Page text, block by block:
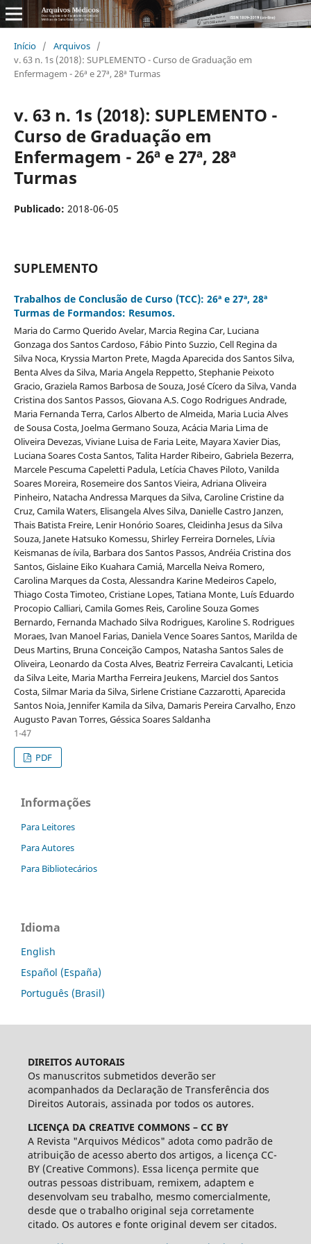
Início / Arquivos /
v. 63 n. 1s (2018): SUPLEMENTO - Curso de Graduação em
Enfermagem - 26ª e 27ª, 28ª Turmas
v. 63 n. 1s (2018): SUPLEMENTO -
Curso de Graduação em
Enfermagem - 26ª e 27ª, 28ª
Turmas
Publicado: 2018-06-05
SUPLEMENTO
Trabalhos de Conclusão de Curso (TCC): 26ª e 27ª, 28ª
Turmas de Formandos: Resumos.
Maria do Carmo Querido Avelar, Marcia Regina Car, Luciana
Gonzaga dos Santos Cardoso, Fábio Pinto Suzzio, Cell Regina da
Silva Noca, Kryssia Marton Prete, Magda Aparecida dos Santos Silva,
Benta Alves da Silva, Maria Angela Reppetto, Stephanie Peixoto
Gracio, Graziela Ramos Barbosa de Souza, José Cí­cero da Silva, Vanda
Cristina dos Santos Passos, Giovana A.S. Cogo Rodrigues Andrade,
Maria Fernanda Terra, Carlos Alberto de Almeida, Maria Lucia Alves
de Sousa Costa, Joelma Germano Souza, Acácia Maria Lima de
Oliveira Devezas, Viviane Luisa de Faria Leite, Mayara Xavier Dias,
Luciana Soares Costa Santos, Talita Harder Ribeiro, Gabriela Bezerra,
Marcele Pescuma Capeletti Padula, Letí­cia Chaves Piloto, Vanilda
Soares Moreira, Rosemeire dos Santos Vieira, Adriana Oliveira
Pinheiro, Natacha Andressa Marques da Silva, Caroline Cristine da
Cruz, Camila Waters, Elisangela Alves Silva, Danielle Castro Janzen,
Thais Batista Freire, Lenir Honório Soares, Cleidinha Jesus da Silva
Souza, Janete Hatsuko Komessu, Shirley Ferreira Dorneles, Lí­via
Keismanas de ívila, Barbara dos Santos Passos, Andréia Cristina dos
Santos, Gislaine Eiko Kuahara Camiá, Marcella Neiva Romero,
Carolina Marques da Costa, Alessandra Karine Medeiros Capelo,
Thiago Costa Timoteo, Cristiane Lopes, Tatiana Monte, Luí­s Eduardo
Procopio Calliari, Camila Gomes Reis, Caroline Souza Gomes
Bernardo, Fernanda Machado Silva Rodrigues, Karoline S. Rodrigues
Moraes, Ivan Manoel Farias, Daniela Vence Soares Santos, Marilda de
Deus Martins, Bruna Conceição Campos, Natasha Santos Sales de
Oliveira, Leonardo da Costa Alves, Beatriz Ferreira Cavalcanti, Leticia
da Silva Leite, Maria Martha Ferreira Jeukens, Marciel dos Santos
Costa, Silmar Maria da Silva, Sirlene Cristiane Cazzarotti, Aparecida
Santos Noia, Jennifer Kamila da Silva, Damaris Pereira Carvalho, Enzo
Augusto Pavan Torres, Géssica Soares Saldanha
1-47
PDF
Informações
Para Leitores
Para Autores
Para Bibliotecários
Idioma
English
Español (España)
Português (Brasil)
DIREITOS AUTORAIS
Os manuscritos submetidos deverão ser
acompanhados da Declaração de Transferência dos
Direitos Autorais, assinada por todos os autores.
LICENÇA DA CREATIVE COMMONS – CC BY
A Revista "Arquivos Médicos" adota como padrão de
atribuição de acesso aberto dos artigos, a licença CC-
BY (Creative Commons). Essa licença permite que
outras pessoas distribuam, remixem, adaptem e
desenvolvam seu trabalho, mesmo comercialmente,
desde que o trabalho original seja corretamente
citado. Os autores e fonte original devem ser citados.